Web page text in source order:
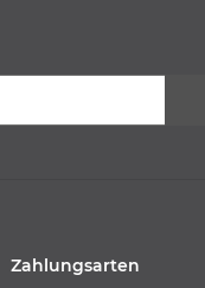
Zahlungsarten